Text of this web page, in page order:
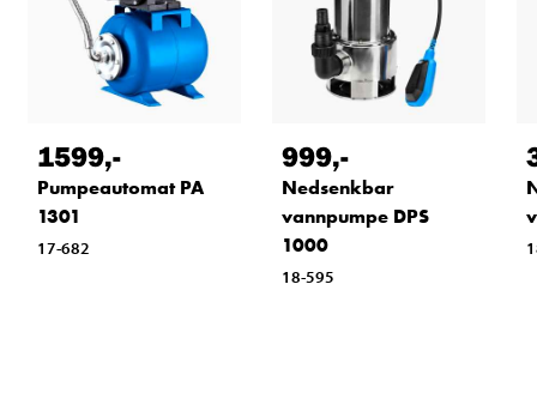
1599,-
Pumpeautomat PA
1301
17-682
999,-
Nedsenkbar
vannpumpe DPS
1000
18-595